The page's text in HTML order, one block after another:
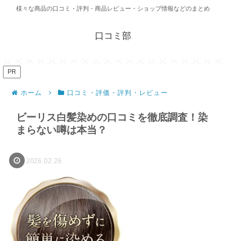
様々な商品の口コミ・評判・商品レビュー・ショップ情報などのまとめ
口コミ部
PR
ホーム 口コミ・評価・評判・レビュー
ビーリス白髪染めの口コミを徹底調査！染
まらない噂は本当？
2026.02.26